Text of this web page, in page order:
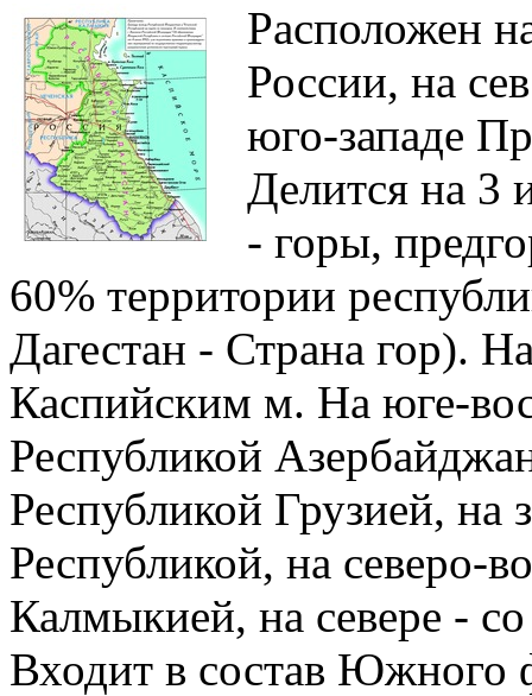
Расположен
России, на
юго-западе
Делится на 3
- горы,
60% территории
Дагестан - Страна гор).
Каспийским м. На юге-
Республикой
Республикой Грузией, на
Республикой, на северо-
Калмыкией, на севере -
Входит в состав Южного